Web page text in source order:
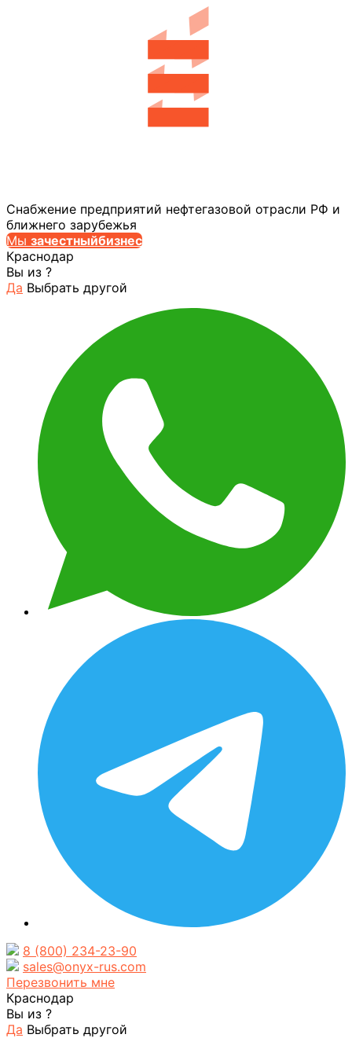
Снабжение предприятий нефтегазовой отрасли РФ и
ближнего зарубежья
Мы зачестныйбизнес
Краснодар
Вы из ?
Да Выбрать другой
8 (800) 234-23-90
sales@onyx-rus.com
Перезвонить мне
Краснодар
Вы из ?
Да Выбрать другой